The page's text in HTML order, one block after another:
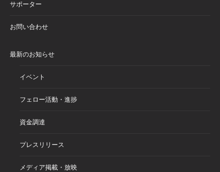
サポーター
お問い合わせ
最新のお知らせ
イベント
フェロー活動・進捗
資金調達
プレスリリース
メディア掲載・放映